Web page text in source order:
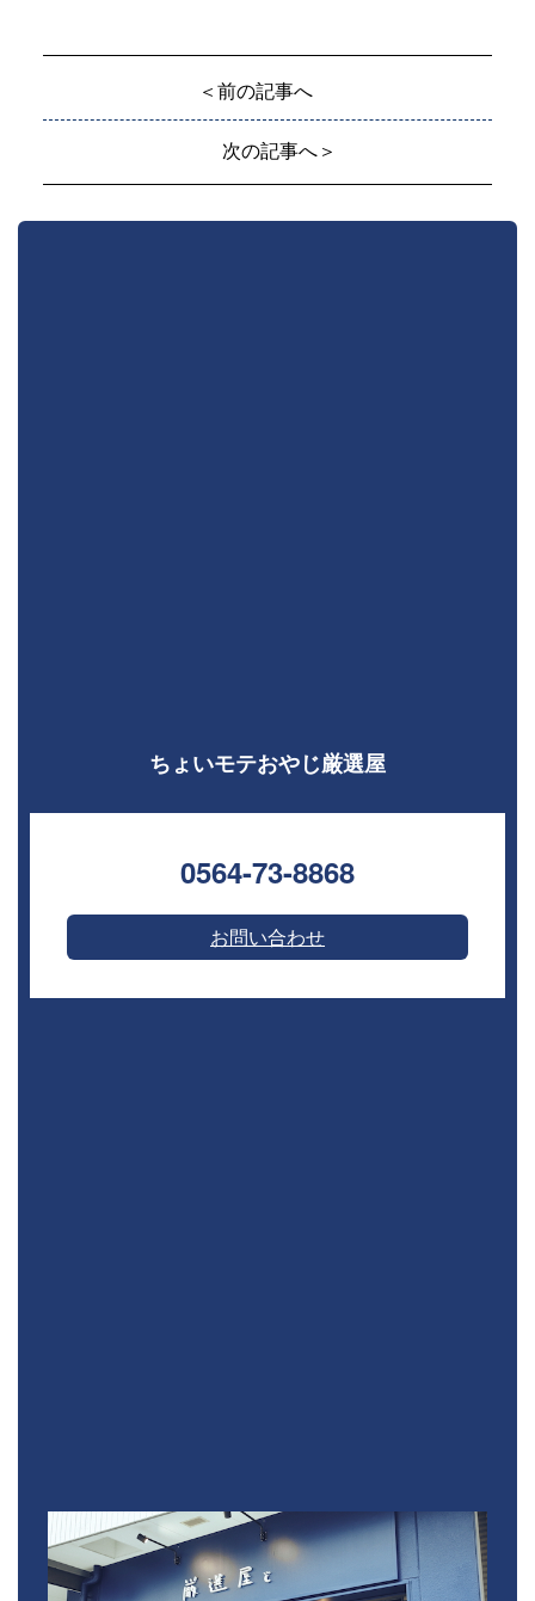
＜前の記事へ
次の記事へ＞
ちょいモテおやじ厳選屋
0564-73-8868⁣
お問い合わせ